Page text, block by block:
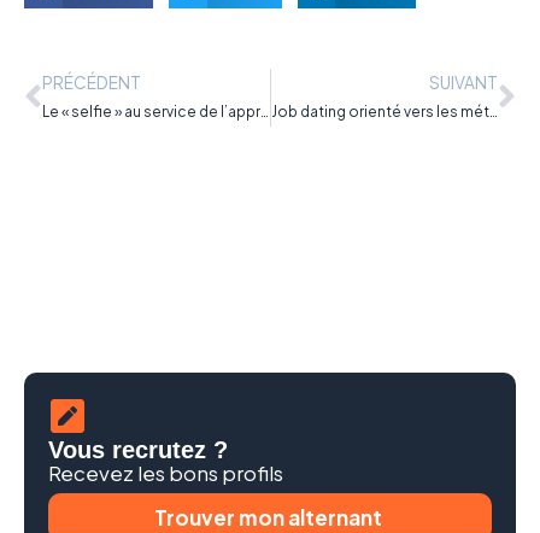
PRÉCÉDENT
Le « selfie » au service de l’apprentissage en Bourgogne
SUIVANT
Job dating orienté vers les métiers de l’industrie à Troyes le 18 septembre 2015
Vous recrutez ?
Recevez les bons profils
Trouver mon alternant